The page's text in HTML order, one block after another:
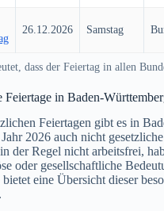
26.12.2026 Samstag
dass der Feiertag in allen
Feiertage in Baden-
Feiertagen gibt es in
2026 auch nicht
der Regel nicht arbeitsfrei,
oder gesellschaftliche
eine Übersicht dieser